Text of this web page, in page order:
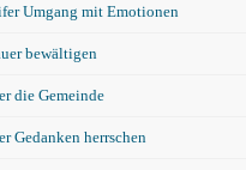
Umgang mit Emotionen
bewältigen
die Gemeinde
Gedanken herrschen